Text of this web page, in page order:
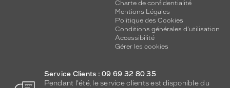
Charte de confidentialité
Mentions Légales
Politique des Cookies
Conditions générales d'utilisation
Accessibilité
Gérer les cookies
Service Clients : 09 69 32 80 35
Pendant l'été, le service clients est disponible du